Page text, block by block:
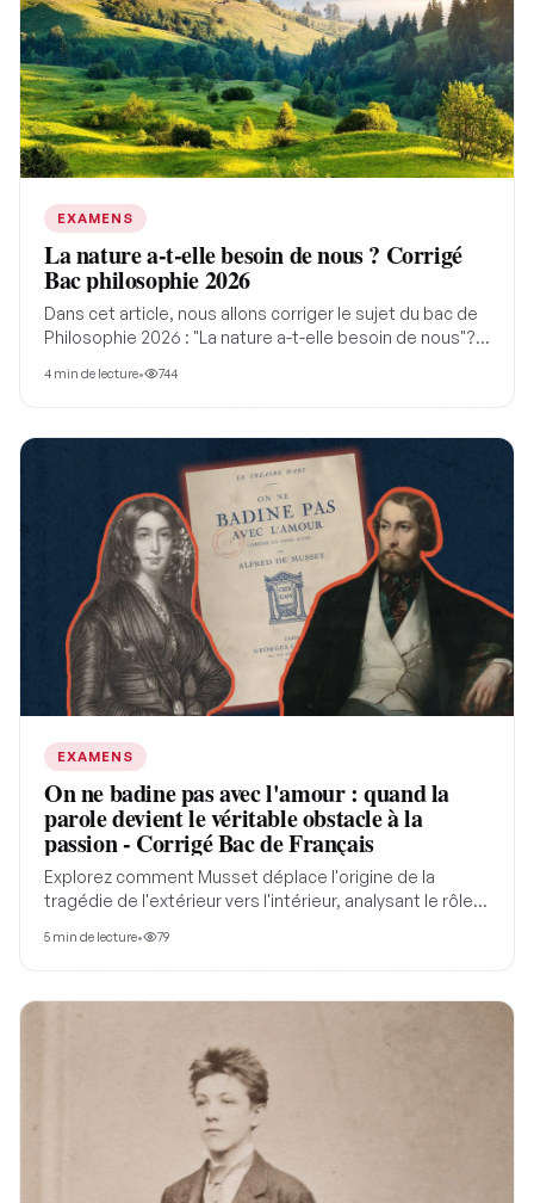
EXAMENS
La nature a-t-elle besoin de nous ? Corrigé
Bac philosophie 2026
Dans cet article, nous allons corriger le sujet du bac de
Philosophie 2026 : "La nature a-t-elle besoin de nous"?
manière assez originale. La nature a précédé l'humanité
4 min de lecture• 744
EXAMENS
On ne badine pas avec l'amour : quand la
parole devient le véritable obstacle à la
passion - Corrigé Bac de Français
Explorez comment Musset déplace l'origine de la
tragédie de l'extérieur vers l'intérieur, analysant le rôle
dans "On ne badine pas avec l'amour" afin de mieux
5 min de lecture• 79